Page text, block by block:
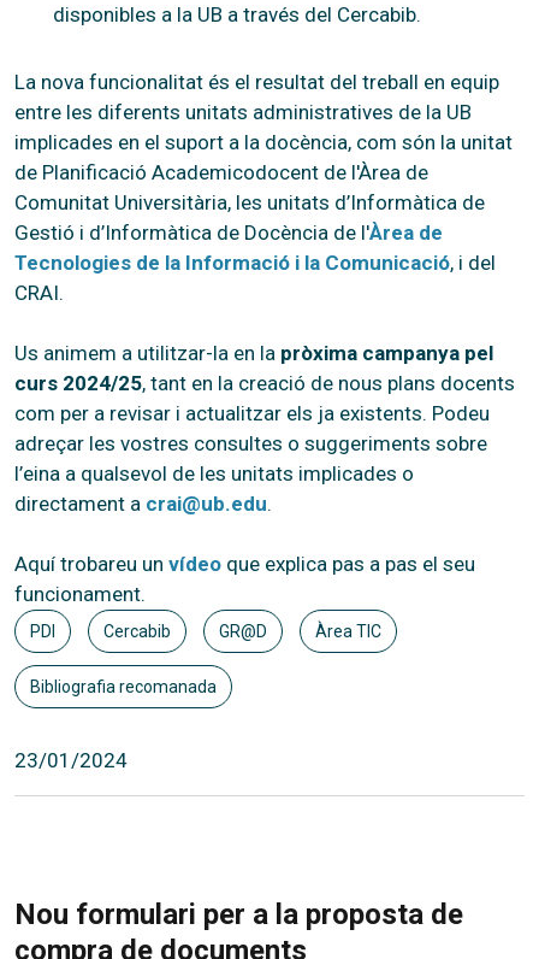
disponibles a la UB a través del Cercabib.
La nova funcionalitat és el resultat del treball en equip
entre les diferents unitats administratives de la UB
implicades en el suport a la docència, com són la unitat
de Planificació Academicodocent de l'Àrea de
Comunitat Universitària, les unitats d’Informàtica de
Gestió i d’Informàtica de Docència de l'Àrea de
Tecnologies de la Informació i la Comunicació, i del
CRAI.
Us animem a utilitzar-la en la pròxima campanya pel
curs 2024/25, tant en la creació de nous plans docents
com per a revisar i actualitzar els ja existents. Podeu
adreçar les vostres consultes o suggeriments sobre
l’eina a qualsevol de les unitats implicades o
directament a crai@ub.edu.
Aquí trobareu un vídeo que explica pas a pas el seu
funcionament.
PDI Cercabib GR@D Àrea TIC
Bibliografia recomanada
23/01/2024
Nou formulari per a la proposta de
compra de documents